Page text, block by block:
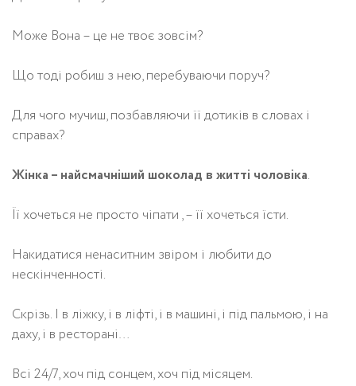
Може Вона – це не твоє зовсім?
Що тоді робиш з нею, перебуваючи поруч?
Для чого мучиш, позбавляючи її дотиків в словах і
справах?
Жінка – найсмачніший шоколад в житті чоловіка.
Її хочеться не просто чіпати , – її хочеться їсти.
Накидатися ненаситним звіром і любити до
нескінченності.
Скрізь. І в ліжку, і в ліфті, і в машині, і під пальмою, і на
даху, і в ресторані…
Всі 24/7, хоч під сонцем, хоч під місяцем.